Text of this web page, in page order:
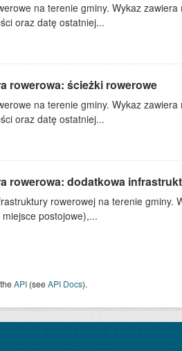
na terenie gminy. Wykaz
oraz datę ostatniej...
rowerowa: ścieżki rowerowe
na terenie gminy. Wykaz
oraz datę ostatniej...
rowerowa: dodatkowa
rowerowej na terenie gminy.
postojowe),...
API(seeAPI Docs).